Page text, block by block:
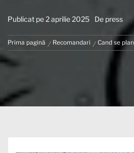
Publicat pe 2 aprilie 2025 De press
Prima pagină Recomandari Cand se